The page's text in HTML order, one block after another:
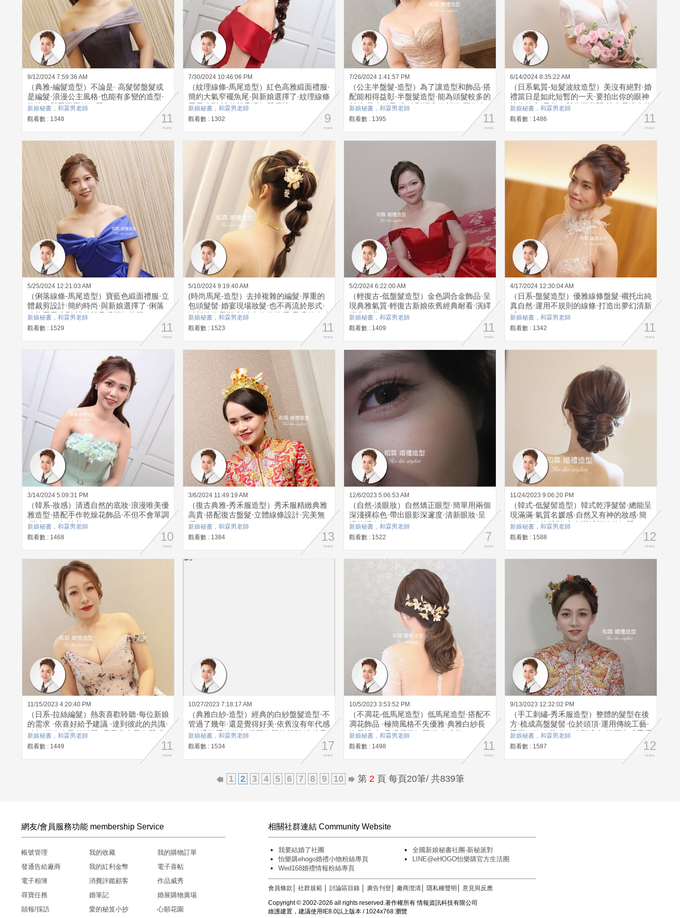
9/12/2024 7:59:36 AM
（典雅-編髮造型）不論是· 高髮髻盤髮或
是編髮·浪漫公主風格·也能有多變的造型·
能擁有與眾不同的氣質
新娘秘書，和霖男老師
觀看數 : 1348
11
more
7/30/2024 10:46:06 PM
（紋理線條-馬尾造型）紅色高雅緞面禮服·
簡約大氣窄襬魚尾·與新娘選擇了·紋理線條
馬尾造型·讓整體呈現氣質優雅
新娘秘書，和霖男老師
觀看數 : 1302
9
more
7/26/2024 1:41:57 PM
（公主半盤髮-造型）為了讓造型和飾品·搭
配能相得益彰·半盤髮造型·能為頭髮較多的
新娘·帶來輕盈感·臉型漂亮的新娘·兩側也
可以留些許髮絲·讓臉型輪廓不會過於明顯·
新娘秘書，和霖男老師
觀看數 : 1395
11
more
6/14/2024 8:35:22 AM
（日系氣質-短髮波紋造型）美沒有絕對·婚
禮當日是如此短暫的一天·要拍出你的眼神
情緒笑容·只能在與你互動間·找出最適合的
容顏
新娘秘書，和霖男老師
觀看數 : 1486
11
more
5/25/2024 12:21:03 AM
（俐落線條-馬尾造型）寶藍色緞面禮服·立
體裁剪設計·簡約時尚·與新娘選擇了·俐落
線條馬尾造型·讓整體呈現更加華麗
新娘秘書，和霖男老師
觀看數 : 1529
11
more
5/10/2024 9:19:40 AM
(時尚馬尾-造型）去掉複雜的編髮·厚重的
包頭髮髻·婚宴現場妝髮·也不再流於形式·
以新娘的長髮·製造出自然紋理·呈現俏皮時
尚的馬尾造型
新娘秘書，和霖男老師
觀看數 : 1523
11
more
5/2/2024 6:22:00 AM
（輕復古-低盤髮造型）金色調合金飾品·呈
現典雅氣質·輕復古新娘依舊經典耐看·演繹
經典絕美
新娘秘書，和霖男老師
觀看數 : 1409
11
more
4/17/2024 12:30:04 AM
（日系-盤髮造型）優雅線條盤髮·襯托出純
真自然·運用不規則的線條·打造出夢幻清新
感
新娘秘書，和霖男老師
觀看數 : 1342
11
more
3/14/2024 5:09:31 PM
（韓系-妝感）清透自然的底妝·浪漫唯美優
雅造型·搭配手作乾燥花飾品·不但不會單調
·更有一種知性美
新娘秘書，和霖男老師
觀看數 : 1468
10
more
3/6/2024 11:49:19 AM
（復古典雅-秀禾服造型）秀禾服精緻典雅
高貴·搭配復古盤髮·立體線條設計·完美無
瑕
新娘秘書，和霖男老師
觀看數 : 1384
13
more
12/6/2023 5:06:53 AM
（自然-淡眼妝）自然矯正眼型·簡單用兩個
深淺裸棕色·帶出眼影深邃度·清新眼妝·呈
現乾淨自然
新娘秘書，和霖男老師
觀看數 : 1522
7
more
11/24/2023 9:06:20 PM
（韓式-低髮髻造型）韓式乾淨髮髻·總能呈
現滿滿·氣質名媛感·自然又有神的妝感·簡
約俐落線條盤髮·完全襯托新娘的氣質
新娘秘書，和霖男老師
觀看數 : 1588
12
more
11/15/2023 4:20:40 PM
（日系-拉絲編髮）熱衷喜歡聆聽·每位新娘
的需求 ·依喜好給予建議 ·達到彼此的共識·
默契·保有自己的特質 ·是最美也最有質感·
日系拉絲編髮 ·線條感髮型 ·細心做好每一
新娘秘書，和霖男老師
觀看數 : 1449
11
more
10/27/2023 7:18:17 AM
（典雅白紗-造型）經典的白紗盤髮造型·不
管過了幾年·還是覺得好美·依舊沒有年代感
· 清透韓系的妝容·搭配簡單的盤髮·這就是
為什麼·簡單美可以那麼雋永
新娘秘書，和霖男老師
觀看數 : 1534
17
more
10/5/2023 3:53:52 PM
（不凋花-低馬尾造型）低馬尾造型·搭配不
凋花飾品 ·極簡風格不失優雅·典雅白紗長
拖尾禮服 ·呈現優雅氣質·動人唯美
新娘秘書，和霖男老師
觀看數 : 1498
11
more
9/13/2023 12:32:02 PM
（手工刺繡-秀禾服造型）整體的髮型在後
方·梳成高盤髮髻·位於頭頂·運用傳統工藝·
手工頭飾點綴·此款造型適合·搭配中式秀禾
服
新娘秘書，和霖男老師
觀看數 : 1587
12
more
1 2 3 4 5 6 7 8 9 10 第 2頁 每頁20筆/ 共839筆
網友/會員服務功能 membership Service
帳號管理 我的收藏
我的購物訂單
發通告給廠商
我的紅利金幣
電子喜帖
電子相簿
消費評鑑顧客
作品威秀
尋寶任務
婚筆記
婚展購物廣場
囍報/採訪
愛的秘笈小抄 心願花園
相關社群連結 Community Website
我要結婚了社團
全國新娘秘書社團-新秘派對
怡樂購ehogo婚禮小物粉絲專頁
LINE@eHOGO怡樂購官方生活圈
Wed168婚禮情報粉絲專頁
會員條款 │社群規範 │討論區目錄 廣告刊登 廠商澄清 隱私權聲明 │意見與反應
Copyright © 2002-2026 all rights reserved.著作權所有 情報資訊科技有限公司
維護建置，建議使用IE8.0以上版本 / 1024x768 瀏覽